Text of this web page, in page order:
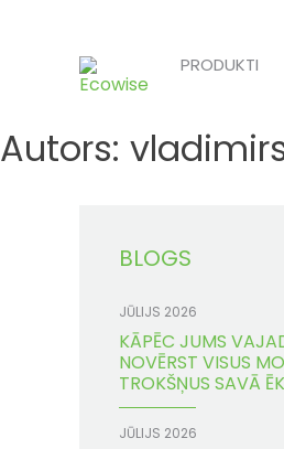
PRODUKTI
Autors:
BLOGS
JŪLIJS 2026
KĀPĒC JUMS
NOVĒRST VISUS
TROKŠŅUS SAVĀ
JŪLIJS 2026